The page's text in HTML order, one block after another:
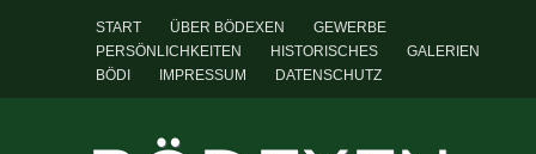
START ÜBER BÖDEXEN
GEWERBE
PERSÖNLICHKEITEN
HISTORISCHES
GALERIEN
BÖDI
IMPRESSUM DATENSCHUTZ